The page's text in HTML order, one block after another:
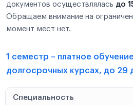
документов осуществлялась до
Обращаем внимание на
момент мест нет.
1 семестр – платное
долгосрочных курсах, до 29
Специальность